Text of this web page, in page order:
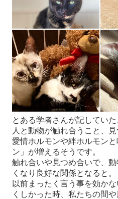
とある学者さんが記してい
人と動物が触れ合うこと、
愛情ホルモンや絆ホルモン
ン」が増えるそうです。
触れ合いや見つめ合いで、
くなり良好な関係となると。
以前まったく言う事を効か
くしかった時、私たちの間